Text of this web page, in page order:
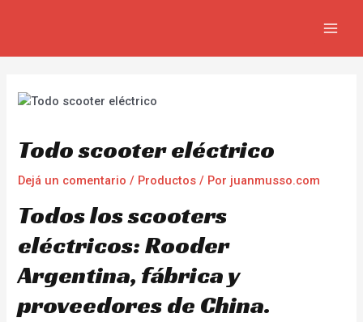
Todo scooter eléctrico
Dejá un comentario / Productos / Por juanmusso.com
Todos los scooters
eléctricos: Rooder
Argentina, fábrica y
proveedores de China.